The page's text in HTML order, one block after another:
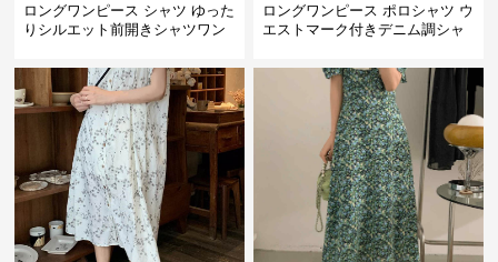
ロングワンピース シャツ ゆった
りシルエット前開きシャツワン
ロングワンピース ポロシャツ ウ
エストマーク付きデニム調シャ